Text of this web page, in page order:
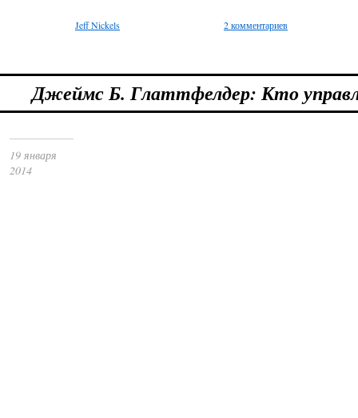
Jeff Nickels 2 комментариев
Джеймс Б. Глаттфелдер: Кто
19 января
2014